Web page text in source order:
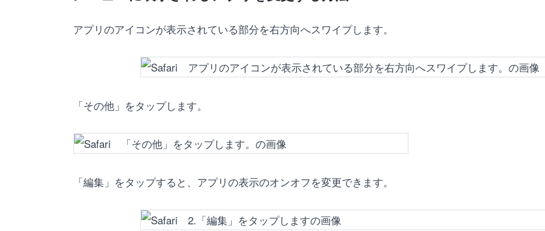
アプリのアイコンが表示されている部分を右方向へスワイプします。
「その他」をタップします。
「編集」をタップすると、アプリの表示のオンオフを変更できます。